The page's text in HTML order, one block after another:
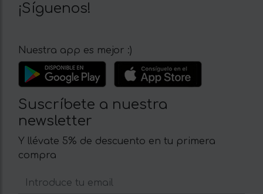
¡Síguenos!
Nuestra app es mejor :)
Suscríbete a nuestra
newsletter
Y llévate 5% de descuento en tu primera
compra